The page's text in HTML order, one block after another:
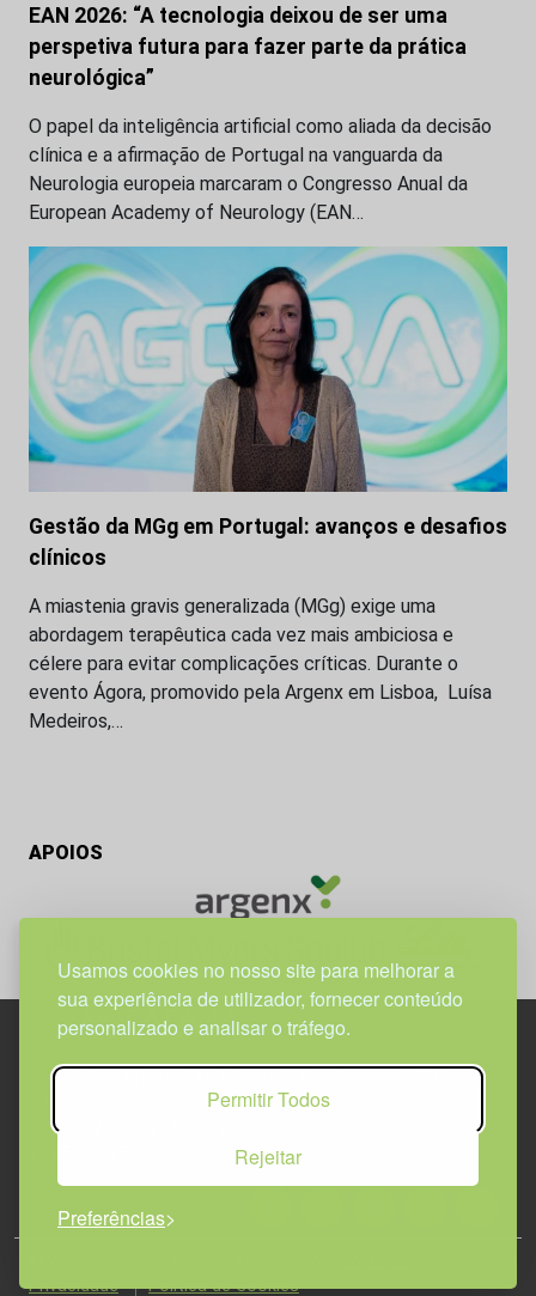
Usamos cookies no nosso site para melhorar a
sua experiência de utilizador, fornecer conteúdo
personalizado e analisar o tráfego.
Permitir Todos
Rejeitar
Preferências
EAN 2026: “A tecnologia deixou de ser uma
perspetiva futura para fazer parte da prática
neurológica”
O papel da inteligência artificial como aliada da decisão
clínica e a afirmação de Portugal na vanguarda da
Neurologia europeia marcaram o Congresso Anual da
European Academy of Neurology (EAN…
Gestão da MGg em Portugal: avanços e desafios
clínicos
A miastenia gravis generalizada (MGg) exige uma
abordagem terapêutica cada vez mais ambiciosa e
célere para evitar complicações críticas. Durante o
evento Ágora, promovido pela Argenx em Lisboa, Luísa
Medeiros,…
APOIOS
Edif. Lisboa Oriente | Av. Infante D. Henrique, n.º 333H, esc.
1800-282 Lisboa | Portugal
Privacidade
Política de Cookies